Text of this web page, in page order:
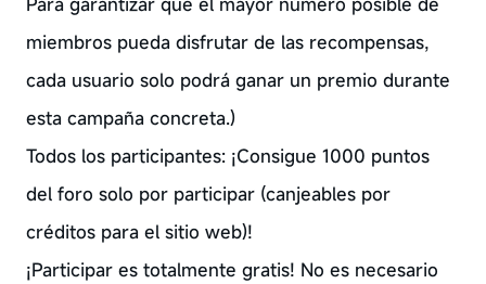
miembros pueda disfrutar de las recompensas,
cada usuario solo podrá ganar un premio durante
esta campaña concreta.)
Todos los participantes: ¡Consigue 1000 puntos
del foro solo por participar (canjeables por
créditos para el sitio web)!
¡Participar es totalmente gratis! No es necesario